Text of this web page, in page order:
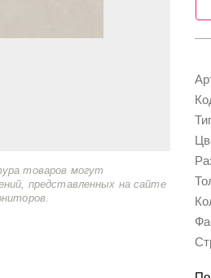
товаров могут
представленных на сайте